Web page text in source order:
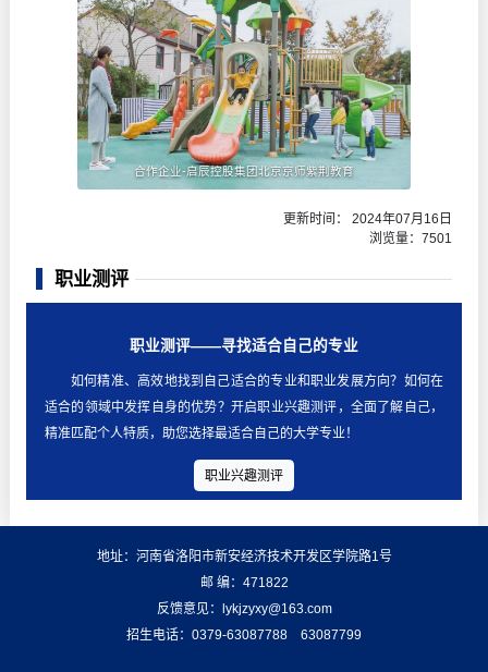
合作企业-启辰控股集团北京京师紫荆教育
更新时间： 2024年07月16日
浏览量： 7501
职业测评
职业测评——寻找适合自己的专业
如何精准、高效地找到自己适合的专业和职业发展方向？如何在
适合的领域中发挥自身的优势？开启职业兴趣测评，全面了解自己，
精准匹配个人特质，助您选择最适合自己的大学专业！
职业兴趣测评
地址：河南省洛阳市新安经济技术开发区学院路1号
邮 编：471822
反馈意见：lykjzyxy@163.com
招生电话：0379-63087788 63087799